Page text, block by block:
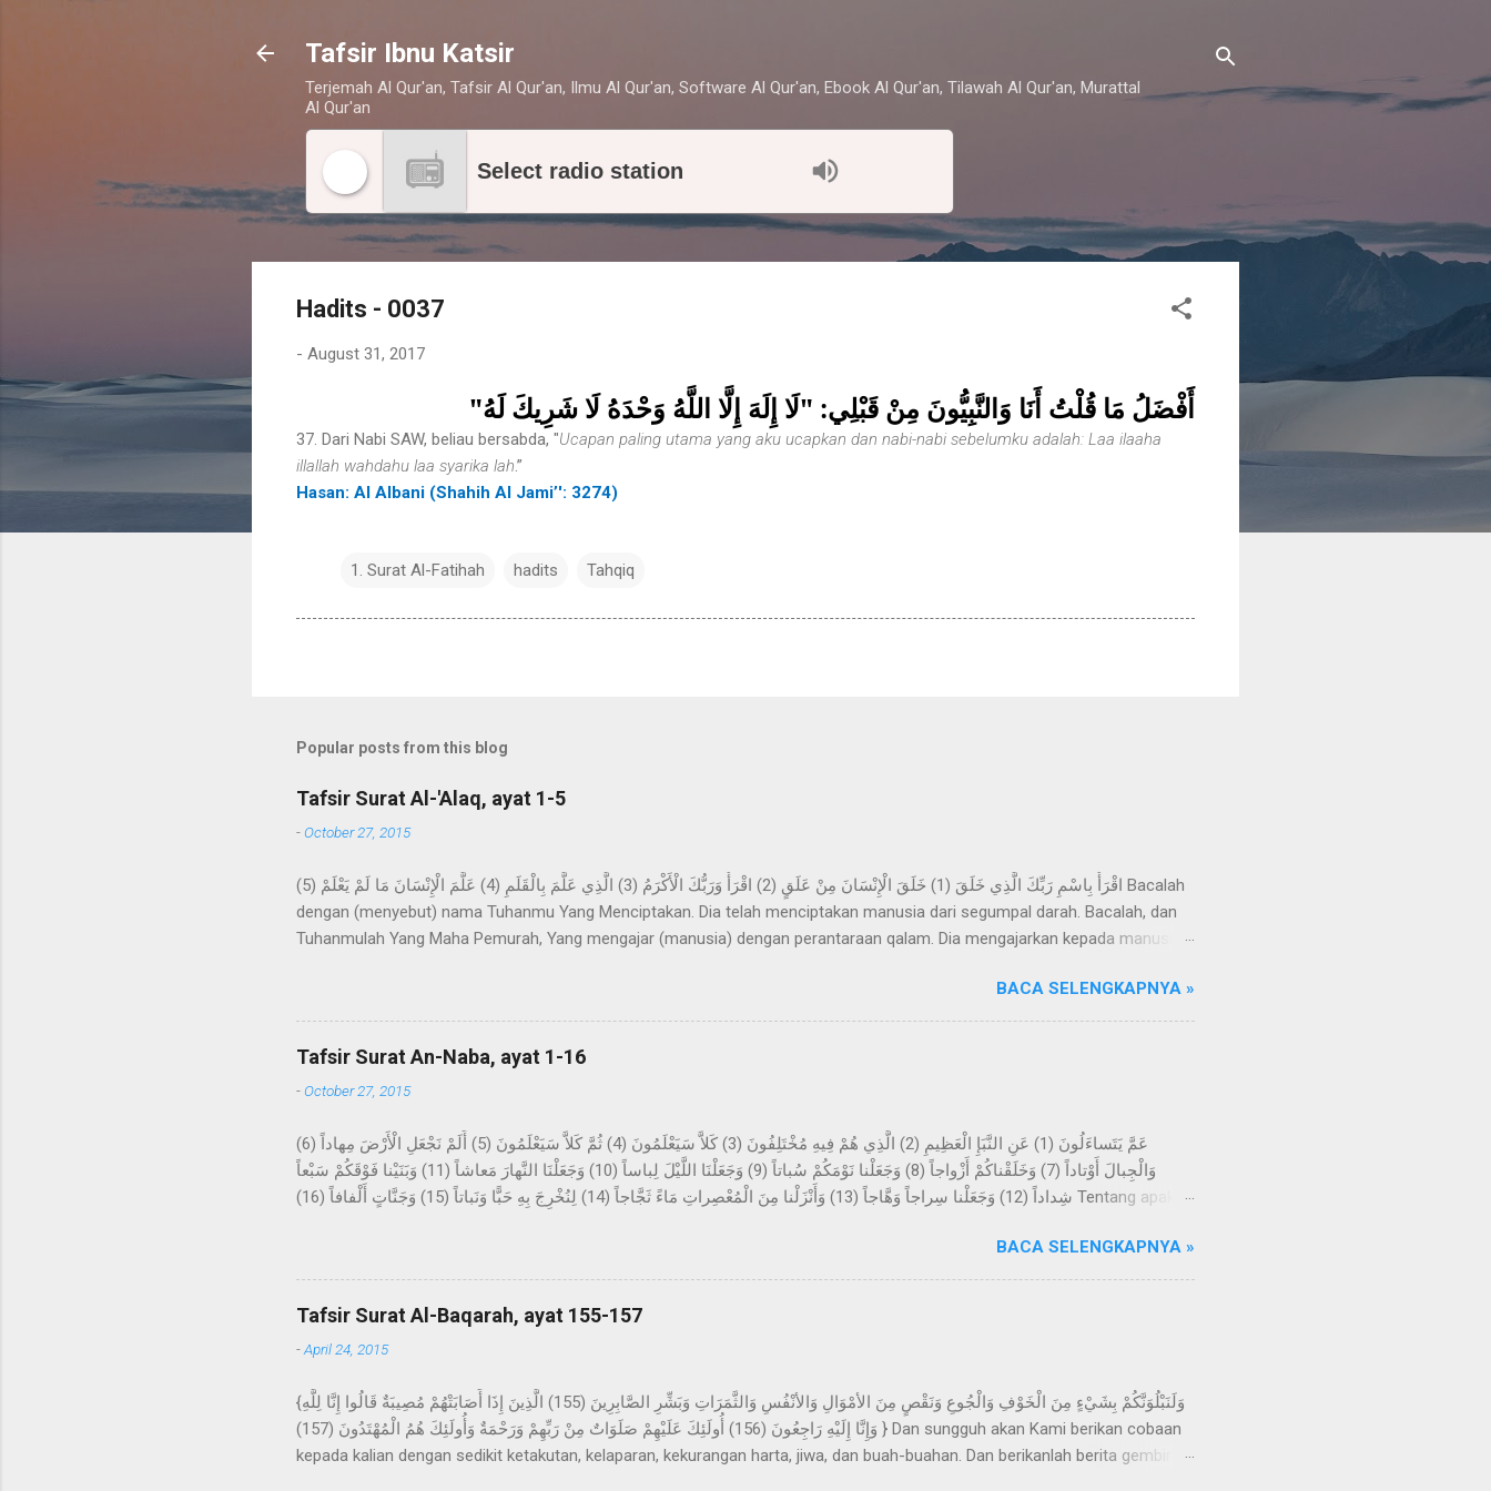
Tafsir Ibnu Katsir
Terjemah Al Qur'an, Tafsir Al Qur'an, Ilmu Al Qur'an, Software Al Qur'an, Ebook Al Qur'an, Tilawah Al Qur'an, Murattal
Al Qur'an
Select radio station
Hadits - 0037
- August 31, 2017
أَفْضَلُ مَا قُلْتُ أَنَا وَالنَّبِيُّونَ مِنْ قَبْلِي: "لَا إِلَهَ إِلَّا اللَّهُ وَحْدَهُ لَا شَرِيكَ لَهُ"
37. Dari Nabi SAW, beliau bersabda, "Ucapan paling utama yang aku ucapkan dan nabi-nabi sebelumku adalah: Laa ilaaha
illallah wahdahu laa syarika lah.”
Hasan: Al Albani (Shahih Al Jami’': 3274)
1. Surat Al-Fatihah hadits Tahqiq
Popular posts from this blog
Tafsir Surat Al-'Alaq, ayat 1-5
-October 27, 2015
اقْرَأْ بِاسْمِ رَبِّكَ الَّذِي خَلَقَ (1) خَلَقَ الْإِنْسَانَ مِنْ عَلَقٍ (2) اقْرَأْ وَرَبُّكَ الْأَكْرَمُ (3) الَّذِي عَلَّمَ بِالْقَلَمِ (4) عَلَّمَ الْإِنْسَانَ مَا لَمْ يَعْلَمْ (5) Bacalah
dengan (menyebut) nama Tuhanmu Yang Menciptakan. Dia telah menciptakan manusia dari segumpal darah. Bacalah, dan
Tuhanmulah Yang Maha Pemurah, Yang mengajar (manusia) dengan perantaraan qalam. Dia mengajarkan kepada manusia
kepada kami Ma'mar, dari Az-Zuhri, dari Urwah, dari Aisyah yang menceritakan bahwa permulaan wahyu yang disampaikan
kepada Rasulullah Saw. berupa mimpi yang benar dalam tidurnya. Dan beliau tidak sekali-kali melihat suatu mimpi, melainkan
datangnya mimpi itu bagaikan sinar pagi hari. Kemudian dijadikan baginya suka menyendiri, dan beliau sering datang ke Gua
Hira, lalu melakukan ibadah di dalamnya selama beberapa malam yang berbilang dan...
BACA SELENGKAPNYA »
Tafsir Surat An-Naba, ayat 1-16
-October 27, 2015
عَمَّ يَتَساءَلُونَ (1) عَنِ النَّبَإِ الْعَظِيمِ (2) الَّذِي هُمْ فِيهِ مُخْتَلِفُونَ (3) كَلاَّ سَيَعْلَمُونَ (4) ثُمَّ كَلاَّ سَيَعْلَمُونَ (5) أَلَمْ نَجْعَلِ الْأَرْضَ مِهاداً (6)
وَالْجِبالَ أَوْتاداً (7) وَخَلَقْناكُمْ أَزْواجاً (8) وَجَعَلْنا نَوْمَكُمْ سُباتاً (9) وَجَعَلْنَا اللَّيْلَ لِباساً (10) وَجَعَلْنَا النَّهارَ مَعاشاً (11) وَبَنَيْنا فَوْقَكُمْ سَبْعاً
شِداداً (12) وَجَعَلْنا سِراجاً وَهَّاجاً (13) وَأَنْزَلْنا مِنَ الْمُعْصِراتِ مَاءً ثَجَّاجاً (14) لِنُخْرِجَ بِهِ حَبًّا وَنَباتاً (15) وَجَنَّاتٍ أَلْفافاً (16) Tentang apakah
akan mengetahui, kemudian sekali-kali tidak; kelak mereka akan mengetahui. Bukankah Kami telah menjadikan bumi itu
sebagai hamparan? Dan gunung-gunung sebagai pasak? Dan Kami jadikan kalian berpasang-pasangan, dan Kami jadikan
tidur kalian untuk istirahat, dan Kami jadikan malam sebagai pakaian, dan ...
BACA SELENGKAPNYA »
Tafsir Surat Al-Baqarah, ayat 155-157
-April 24, 2015
{وَلَنَبْلُوَنَّكُمْ بِشَيْءٍ مِنَ الْخَوْفِ وَالْجُوعِ وَنَقْصٍ مِنَ الأمْوَالِ وَالأنْفُسِ وَالثَّمَرَاتِ وَبَشِّرِ الصَّابِرِينَ (155) الَّذِينَ إِذَا أَصَابَتْهُمْ مُصِيبَةٌ قَالُوا إِنَّا لِلَّهِ
وَإِنَّا إِلَيْهِ رَاجِعُونَ (156) أُولَئِكَ عَلَيْهِمْ صَلَوَاتٌ مِنْ رَبِّهِمْ وَرَحْمَةٌ وَأُولَئِكَ هُمُ الْمُهْتَدُونَ (157) } Dan sungguh akan Kami berikan cobaan
kepada kalian dengan sedikit ketakutan, kelaparan, kekurangan harta, jiwa, dan buah-buahan. Dan berikanlah berita gembira